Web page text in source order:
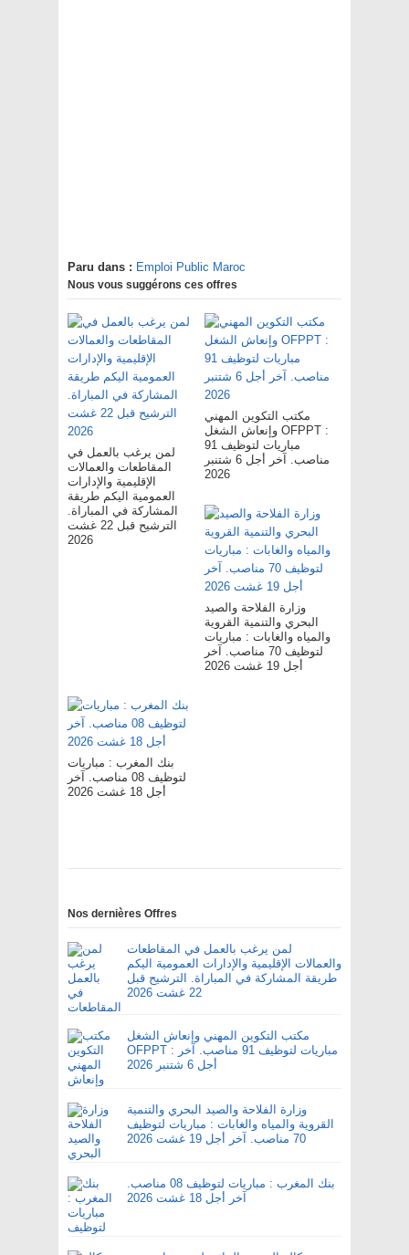
Paru dans : Emploi Public Maroc
Nous vous suggérons ces offres
لمن يرغب بالعمل في
المقاطعات والعمالات
الإقليمية والإدارات
العمومية اليكم طريقة
المشاركة في المباراة.
الترشيح قبل 22 غشت
2026
مكتب التكوين المهني
وإنعاش الشغل OFPPT :
مباريات لتوظيف 91
مناصب. آخر أجل 6 شتنبر
2026
وزارة الفلاحة والصيد
البحري والتنمية القروية
والمياه والغابات : مباريات
لتوظيف 70 مناصب. آخر
أجل 19 غشت 2026
بنك المغرب : مباريات
لتوظيف 08 مناصب. آخر
أجل 18 غشت 2026
Nos dernières Offres
لمن يرغب بالعمل في المقاطعات
والعمالات الإقليمية والإدارات العمومية اليكم
طريقة المشاركة في المباراة. الترشيح قبل
22 غشت 2026
مكتب التكوين المهني وإنعاش الشغل
OFPPT : مباريات لتوظيف 91 مناصب. آخر
أجل 6 شتنبر 2026
وزارة الفلاحة والصيد البحري والتنمية
القروية والمياه والغابات : مباريات لتوظيف
70 مناصب. آخر أجل 19 غشت 2026
بنك المغرب : مباريات لتوظيف 08 مناصب.
آخر أجل 18 غشت 2026